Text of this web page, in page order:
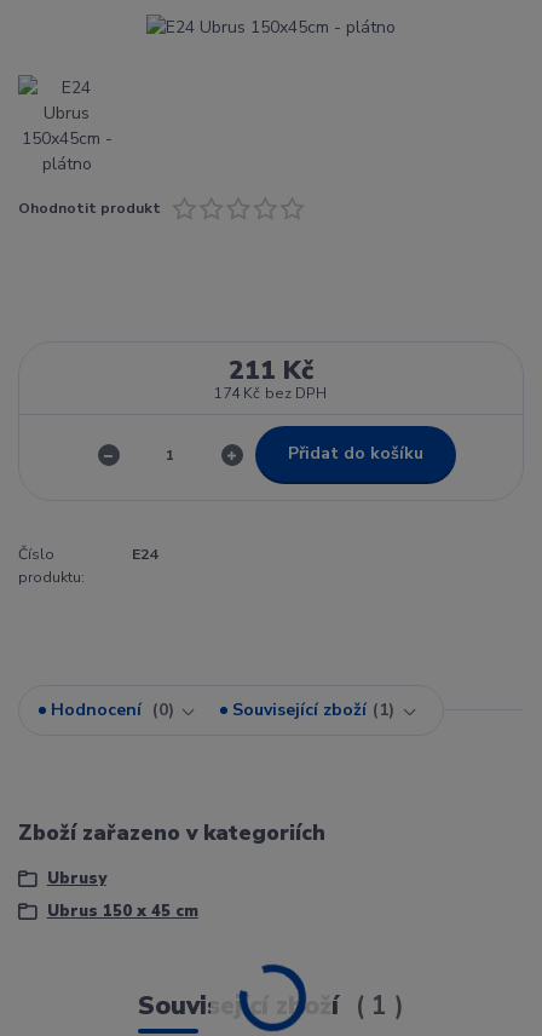
Ohodnotit produkt
211 Kč
174 Kč bez DPH
Přidat do košíku
Číslo
produktu:
E24
Hodnocení 0 Související zboží 1
Zboží zařazeno v kategoriích
Ubrusy
Ubrus 150 x 45 cm
Související zboží 1